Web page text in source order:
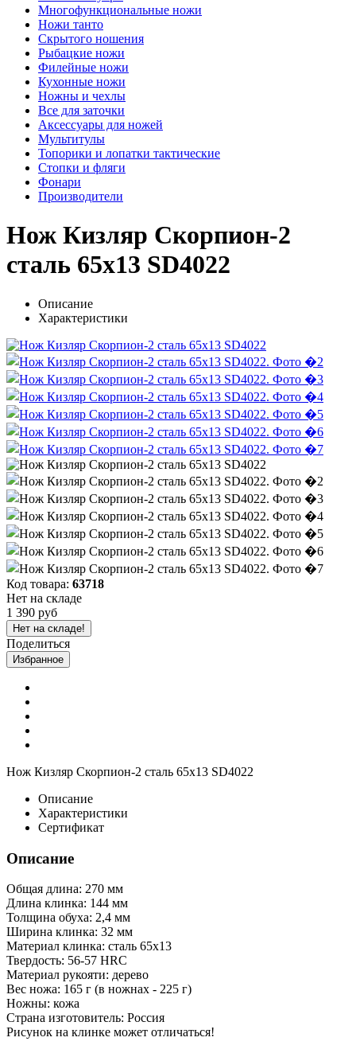
Многофункциональные ножи
Ножи танто
Скрытого ношения
Рыбацкие ножи
Филейные ножи
Кухонные ножи
Ножны и чехлы
Все для заточки
Аксессуары для ножей
Мультитулы
Топорики и лопатки тактические
Стопки и фляги
Фонари
Производители
Нож Кизляр Скорпион-2
сталь 65х13 SD4022
Описание
Характеристики
Код товара: 63718
Нет на складе
1 390 руб
Нет на складе!
Поделиться
Избранное
Нож Кизляр Скорпион-2 сталь 65х13 SD4022
Описание
Характеристики
Сертификат
Описание
Общая длина: 270 мм
Длина клинка: 144 мм
Толщина обуха: 2,4 мм
Ширина клинка: 32 мм
Материал клинка: сталь 65х13
Твердость: 56-57 HRC
Материал рукояти: дерево
Вес ножа: 165 г (в ножнах - 225 г)
Ножны: кожа
Страна изготовитель: Россия
Рисунок на клинке может отличаться!